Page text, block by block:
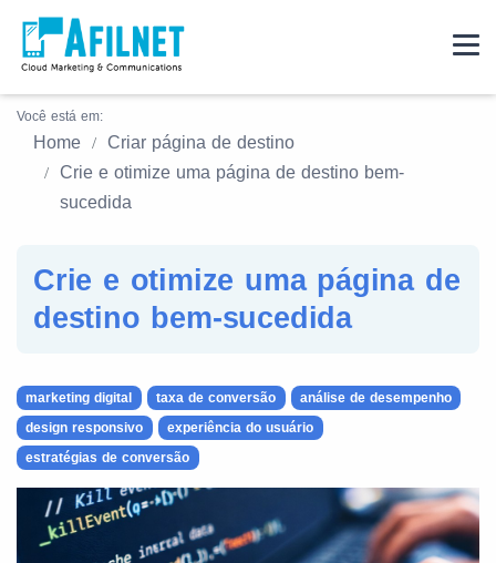
Você está em:
Home
Criar página de destino
Crie e otimize uma página de destino bem-
sucedida
Crie e otimize uma página de
destino bem-sucedida
marketing digital taxa de conversão
análise de desempenho
design responsivo
experiência do usuário
estratégias de conversão